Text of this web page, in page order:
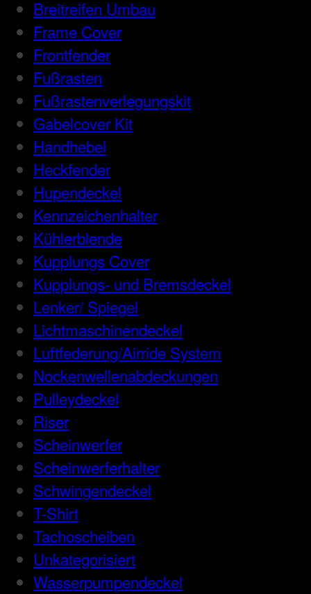
Breitreifen Umbau
Frame Cover
Frontfender
Fußrasten
Fußrastenverlegungskit
Gabelcover Kit
Handhebel
Heckfender
Hupendeckel
Kennzeichenhalter
Kühlerblende
Kupplungs Cover
Kupplungs- und Bremsdeckel
Lenker/ Spiegel
Lichtmaschinendeckel
Luftfederung/Airride System
Nockenwellenabdeckungen
Pulleydeckel
Riser
Scheinwerfer
Scheinwerferhalter
Schwingendeckel
T-Shirt
Tachoscheiben
Unkategorisiert
Wasserpumpendeckel